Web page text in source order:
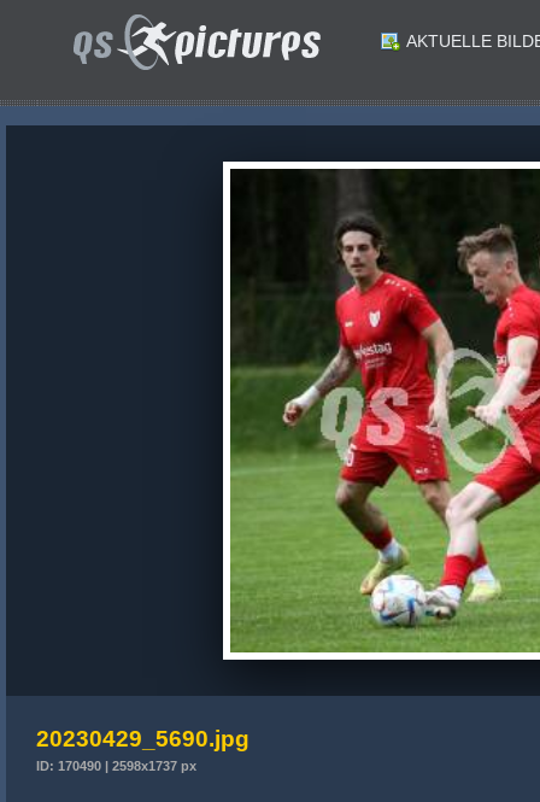
AKTUELLE
20230429_5690.jpg
ID: 170490 | 2598x1737 px